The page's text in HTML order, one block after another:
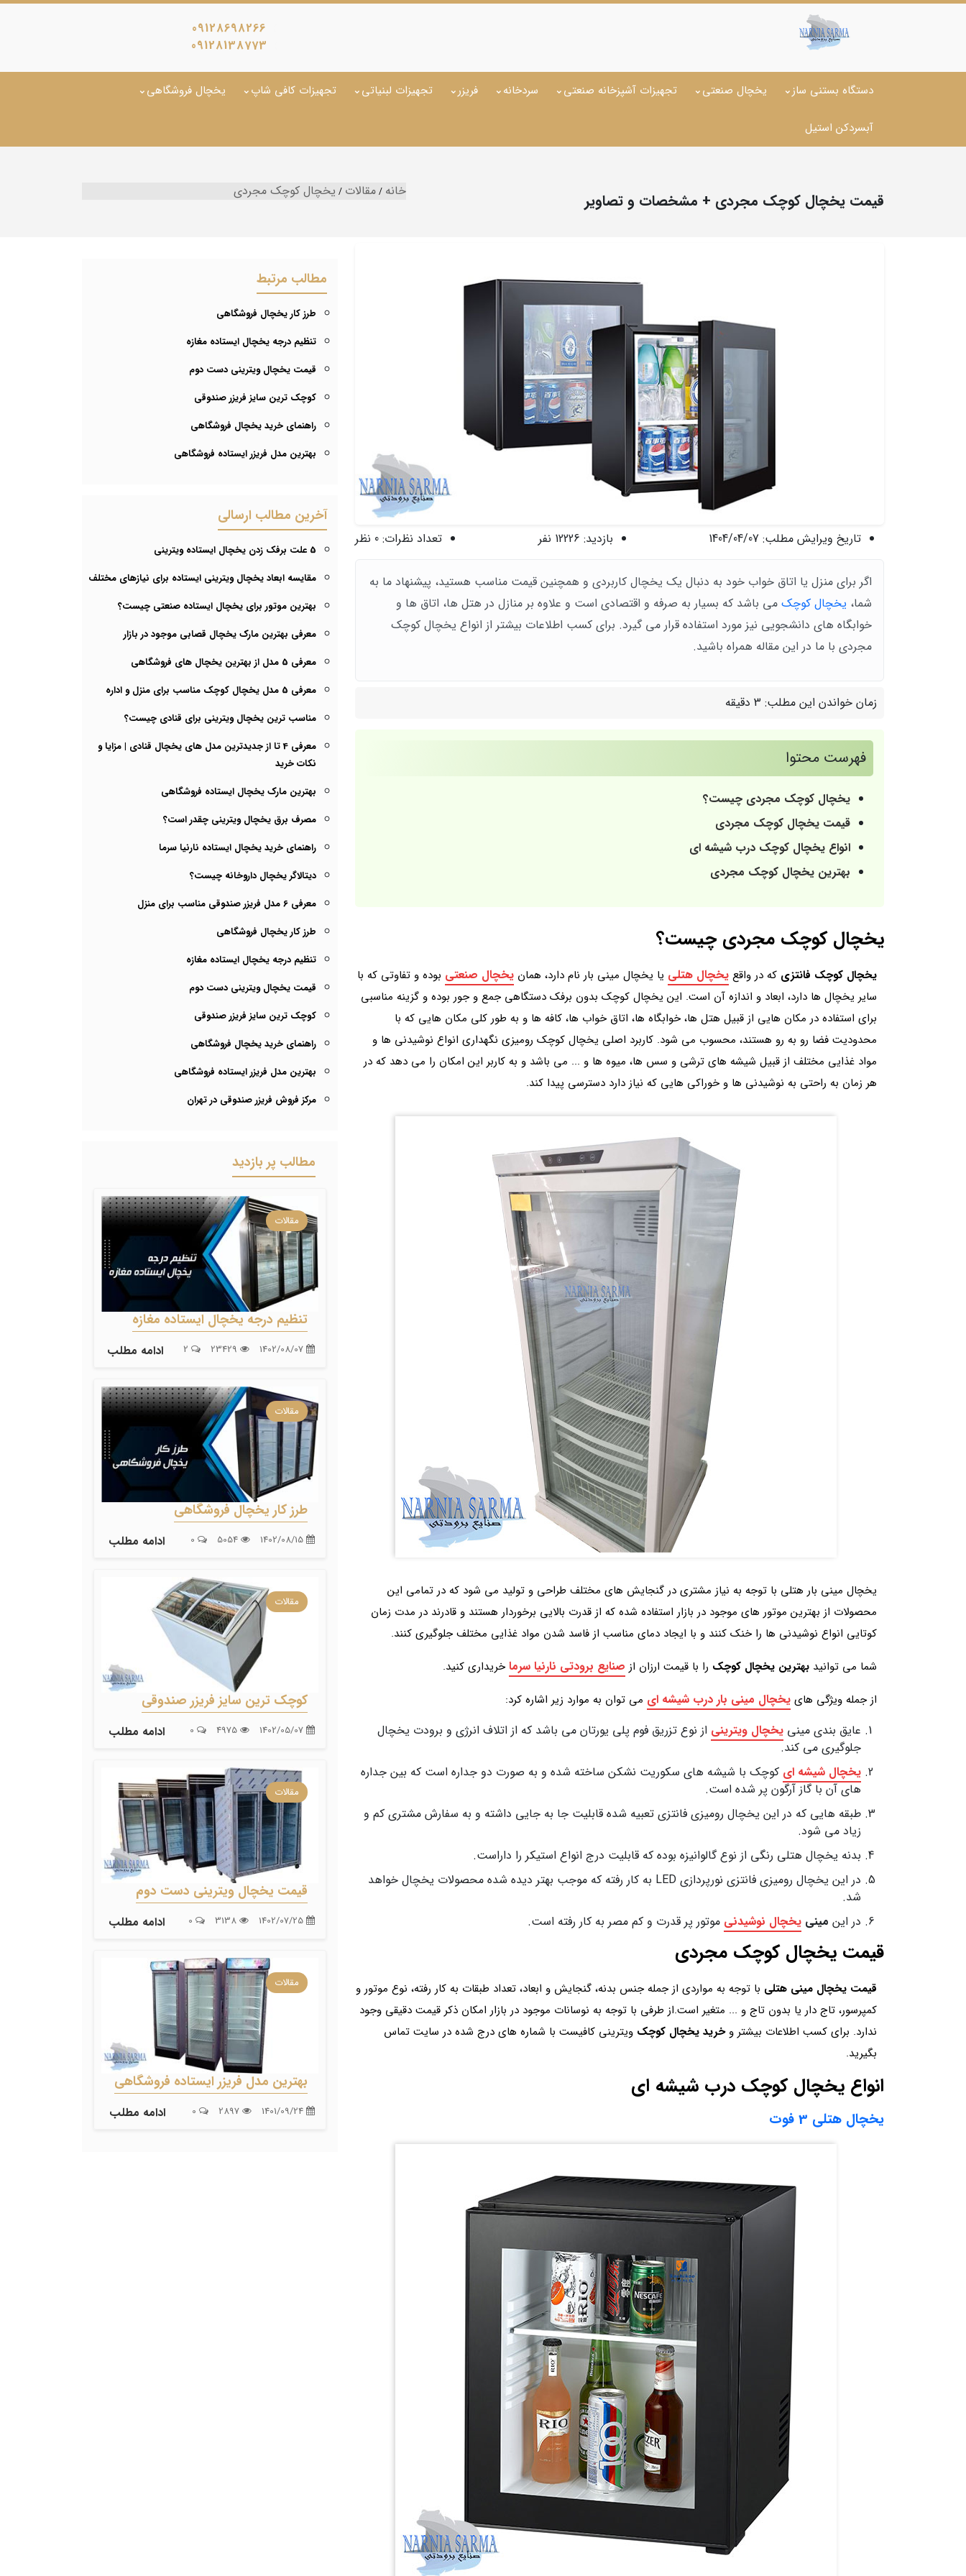
09128698266
09128138773
دستگاه بستنی ساز یخچال صنعتی تجهیزات آشپزخانه صنعتی سردخانه فریزر تجهیزات لبنیاتی تجهیزات کافی شاپ یخچال فروشگاهی
آبسردکن استیل
قیمت یخچال کوچک مجردی + مشخصات و تصاویر خانه مقالات یخچال کوچک مجردی
تاریخ ویرایش مطلب: 1404/04/07 بازدید: 12226 نفر تعداد نظرات: 0 نظر
اگر برای منزل یا اتاق خواب خود به دنبال یک یخچال کاربردی و همچنین قیمت مناسب هستید، پیشنهاد ما به
شما، یخچال کوچک می باشد که بسیار به صرفه و اقتصادی است و علاوه بر منازل در هتل ها، اتاق ها و
خوابگاه های دانشجویی نیز مورد استفاده قرار می گیرد. برای کسب اطلاعات بیشتر از انواع یخچال کوچک
مجردی با ما در این مقاله همراه باشید.
زمان خواندن این مطلب: 3 دقیقه
فهرست محتوا
یخچال کوچک مجردی چیست؟
قیمت یخچال کوچک مجردی
انواع یخچال کوچک درب شیشه ای
بهترین یخچال کوچک مجردی
یخچال کوچک مجردی چیست؟
یخچال کوچک فانتزی که در واقع یخچال هتلی یا یخچال مینی بار نام دارد، همان یخچال صنعتی بوده و تفاوتی که با
سایر یخچال ها دارد، ابعاد و اندازه آن است. این یخچال کوچک بدون برفک دستگاهی جمع و جور بوده و گزینه مناسبی
برای استفاده در مکان هایی از قبیل هتل ها، خوابگاه ها، اتاق خواب ها، کافه ها و به طور کلی مکان هایی که با
محدودیت فضا رو به رو هستند، محسوب می شود. کاربرد اصلی یخچال کوچک رومیزی نگهداری انواع نوشیدنی ها و
مواد غذایی مختلف از قبیل شیشه های ترشی و سس ها، میوه ها و ... می باشد و به کاربر این امکان را می دهد که در
هر زمان به راحتی به نوشیدنی ها و خوراکی هایی که نیاز دارد دسترسی پیدا کند.
یخچال مینی بار هتلی با توجه به نیاز مشتری در گنجایش های مختلف طراحی و تولید می شود که در تمامی این
محصولات از بهترین موتور های موجود در بازار استفاده شده که از قدرت بالایی برخوردار هستند و قادرند در مدت زمان
کوتایی انواع نوشیدنی ها را خنک کنند و با ایجاد دمای مناسب از فاسد شدن مواد غذایی مختلف جلوگیری کنند.
شما می توانید بهترین یخچال کوچک را با قیمت ارزان از صنایع برودتی نارنیا سرماخریداری کنید.
از جمله ویژگی های یخچال مینی بار درب شیشه ای می توان به موارد زیر اشاره کرد:
عایق بندی مینی یخچال ویترینی از نوع تزریق فوم پلی یورتان می باشد که از اتلاف انرژی و برودت یخچال
جلوگیری می کند.
یخچال شیشه ای کوچک با شیشه های سکوریت نشکن ساخته شده و به صورت دو جداره است که بین جداره
های آن با گاز آرگون پر شده است.
طبقه هایی که در این یخچال رومیزی فانتزی تعبیه شده قابلیت جا به جایی داشته و به سفارش مشتری کم و
زیاد می شود.
بدنه یخچال هتلی رنگی از نوع گالوانیزه بوده که قابلیت درج انواع استیکر را داراست.
در این یخچال رومیزی فانتزی نورپردازی LED به کار رفته که موجب بهتر دیده شده محصولات یخچال خواهد
شد.
در این مینی یخچال نوشیدنی موتور پر قدرت و کم مصر به کار رفته است.
قیمت یخچال کوچک مجردی
قیمت یخچال مینی هتلی با توجه به مواردی از جمله جنس بدنه، گنجایش و ابعاد، تعداد طبقات به کار رفته، نوع موتور و
کمپرسور، تاج دار یا بدون تاج و ... متغیر است.از طرفی با توجه به نوسانات موجود در بازار امکان ذکر قیمت دقیقی وجود
ندارد. برای کسب اطلاعات بیشتر وخرید یخچال کوچک ویترینی کافیست با شماره های درج شده در سایت تماس
بگیرید.
انواع یخچال کوچک درب شیشه ای
یخچال هتلی 3 فوت
مطالب مرتبط
طرز کار یخچال فروشگاهی
تنظیم درجه یخچال ایستاده مغازه
قیمت یخچال ویترینی دست دوم
کوچک ترین سایز فریزر صندوقی
راهنمای خرید یخچال فروشگاهی
بهترین مدل فریزر ایستاده فروشگاهی
آخرین مطالب ارسالی
5 علت برفک زدن یخچال ایستاده ویترینی
مقایسه ابعاد یخچال ویترینی ایستاده برای نیازهای مختلف
بهترین موتور برای یخچال ایستاده صنعتی چیست؟
معرفی بهترین مارک یخچال قصابی موجود در بازار
معرفی 5 مدل از بهترین یخچال های فروشگاهی
معرفی 5 مدل یخچال کوچک مناسب برای منزل و اداره
مناسب ترین یخچال ویترینی برای قنادی چیست؟
معرفی 4 تا از جدیدترین مدل های یخچال قنادی | مزایا و
نکات خرید
بهترین مارک یخچال ایستاده فروشگاهی
مصرف برق یخچال ویترینی چقدر است؟
راهنمای خرید یخچال ایستاده نارنیا سرما
دیتالاگر یخچال داروخانه چیست؟
معرفی 6 مدل فریزر صندوقی مناسب برای منزل
طرز کار یخچال فروشگاهی
تنظیم درجه یخچال ایستاده مغازه
قیمت یخچال ویترینی دست دوم
کوچک ترین سایز فریزر صندوقی
راهنمای خرید یخچال فروشگاهی
بهترین مدل فریزر ایستاده فروشگاهی
مرکز فروش فریزر صندوقی در تهران
مطالب پر بازدید
مقالات
تنظیم درجه یخچال ایستاده مغازه
ادامه مطلب
مقالات
طرز کار یخچال فروشگاهی
ادامه مطلب
مقالات
کوچک ترین سایز فریزر صندوقی
ادامه مطلب
مقالات
قیمت یخچال ویترینی دست دوم
ادامه مطلب
مقالات
بهترین مدل فریزر ایستاده فروشگاهی
ادامه مطلب